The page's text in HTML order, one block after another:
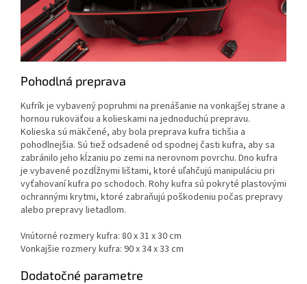
Pohodlná preprava
Kufrík je vybavený popruhmi na prenášanie na vonkajšej strane a
hornou rukoväťou a kolieskami na jednoduchú prepravu.
Kolieska sú mäkčené, aby bola preprava kufra tichšia a
pohodlnejšia. Sú tiež odsadené od spodnej časti kufra, aby sa
zabránilo jeho kĺzaniu po zemi na nerovnom povrchu. Dno kufra
je vybavené pozdĺžnymi lištami, ktoré uľahčujú manipuláciu pri
vyťahovaní kufra po schodoch. Rohy kufra sú pokryté plastovými
ochrannými krytmi, ktoré zabraňujú poškodeniu počas prepravy
alebo prepravy lietadlom.
Vnútorné rozmery kufra: 80 x 31 x 30 cm
Vonkajšie rozmery kufra: 90 x 34 x 33 cm
Dodatočné parametre